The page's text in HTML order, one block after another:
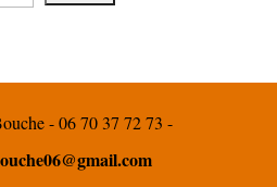
- 06 70 37 72 73 -